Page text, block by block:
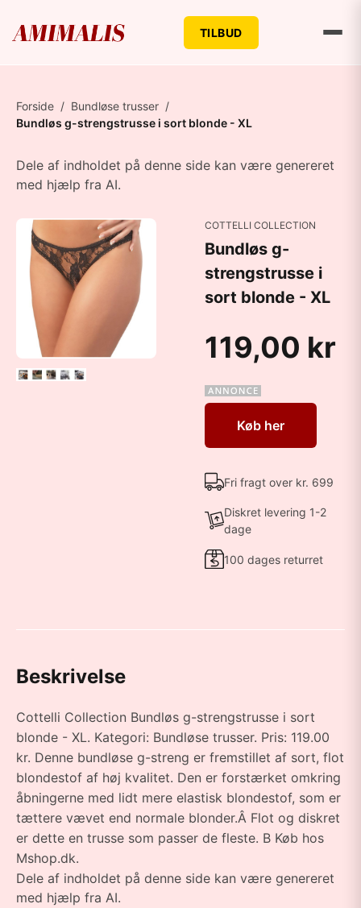
TILBUD
Forside / Bundløse trusser /
Bundløs g-strengstrusse i sort blonde - XL
Dele af indholdet på denne side kan være genereret
med hjælp fra AI.
COTTELLI COLLECTION
Bundløs g-
strengstrusse i
sort blonde - XL
119,00 kr
Køb her
Fri fragt over kr. 699
Diskret levering 1-2
dage
100 dages returret
Beskrivelse
Cottelli Collection Bundløs g-strengstrusse i sort
blonde - XL. Kategori: Bundløse trusser. Pris: 119.00
kr. Denne bundløse g-streng er fremstillet af sort, flot
blondestof af høj kvalitet. Den er forstærket omkring
åbningerne med lidt mere elastisk blondestof, som er
tættere vævet end normale blonder.Â Flot og diskret
er dette en trusse som passer de fleste. B Køb hos
Mshop.dk.
Dele af indholdet på denne side kan være genereret
med hjælp fra AI.